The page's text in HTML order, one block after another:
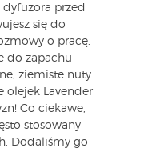
przed
się do
o pracę.
do zapachu
ziemiste nuty.
olejek Lavender
Co ciekawe,
stosowany
Dodaliśmy go